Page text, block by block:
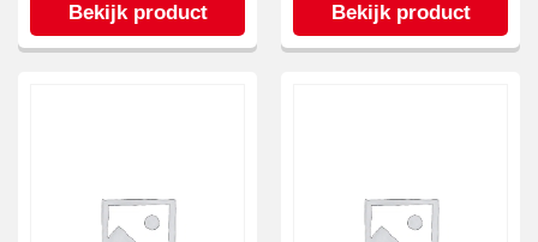
Bekijk product Bekijk product